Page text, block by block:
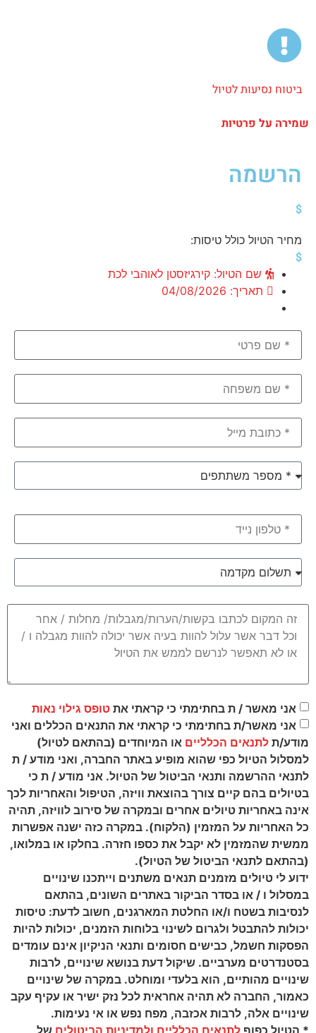
ביטוח נסיעות לטיול
שמירה על פרטיות
הרשמה
$
מחיר הטיול כולל טיסות:
$
שם הטיול: קירגיזסטן לאוהבי לכת
תאריך: 04/08/2026
אני מאשר / ת בחתימתי כי קראתי את טופס גילוי נאות
אני מאשר/ת בחתימתי כי קראתי את התנאים הכללים ואני
מודע/ת לתנאים הכלליים או המיוחדים (בהתאם לטיול)
למסלול הטיול כפי שהוא מופיע באתר החברה, ואני מודע / ת
לתנאי ההרשמה ותנאי הביטול של הטיול. אני מודע / ת כי
בטיולים בהם קיים צורך בהוצאת וויזה, הטיפול והאחריות לכך
אינה באחריות טיולים אחרים ובמקרה של סירוב לוויזה, תהיה
כל האחריות על המזמין (הלקוח). במקרה כזה ישנה אפשרות
ממשית שהמזמין לא יקבל את כספו חזרה. בחלקו או במלואו,
(בהתאם לתנאי הביטול של הטיול).
ידוע לי טיולים מזמנים תנאים משתנים וייתכנו שינויים
במסלול ו / או בסדר הביקור באתרים השונים, בהתאם
לנסיבות בשטח ו/או החלטת המארגנים, חשוב לדעת: טיסות
יכולות להתבטל ולגרום לשינוי בלוחות הזמנים, יכולות להיות
הפסקות חשמל, כבישים חסומים ותנאי הניקיון אינם עומדים
בסטנדרטים מערביים. שיקול דעת בנושא שינויים, לרבות
שינויים מהותיים, הוא בלעדי ומוחלט. במקרה של שינויים
כאמור, החברה לא תהיה אחראית לכל נזק ישיר או עקיף עקב
שינויים אלה, לרבות אכזבה, מפח נפש או אי נעימות.
* הטיול כפוף לתנאים הכלליים ולמדיניות הביטולים של